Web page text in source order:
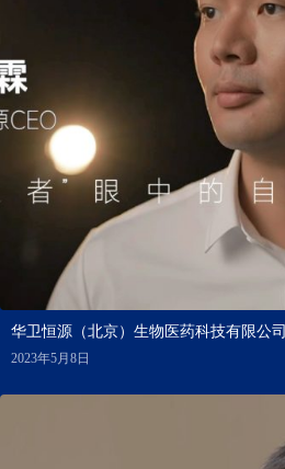
华卫恒源（北京）生物医药科技有限公司
2023年5月8日